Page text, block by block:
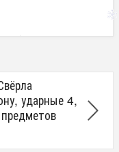
ударные 4,